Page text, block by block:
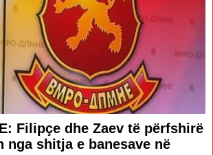
Filipçe dhe Zaev të përfshirë
nga shitja e banesave në